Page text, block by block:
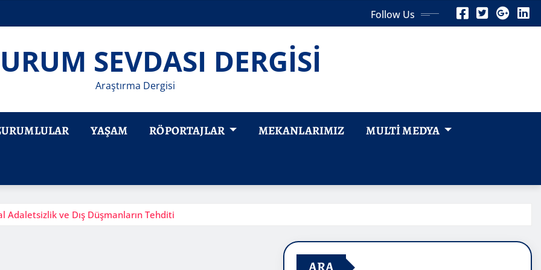
Follow Us
SEVDASI DERGİSİ
Araştırma Dergisi
YAŞAM RÖPORTAJLAR MEKANLARIMIZ MULTI MEDYA
Adaletsizlik ve Dış Düşmanların Tehditi